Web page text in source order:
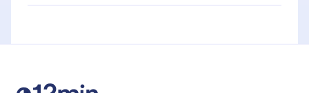
Sinta-se livre para entrar em contato por